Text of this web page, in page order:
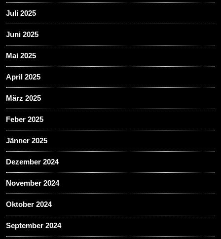
Juli 2025
Juni 2025
Mai 2025
April 2025
März 2025
Feber 2025
Jänner 2025
Dezember 2024
November 2024
Oktober 2024
September 2024